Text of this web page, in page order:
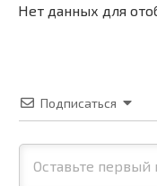
Нет данных для
Подписаться